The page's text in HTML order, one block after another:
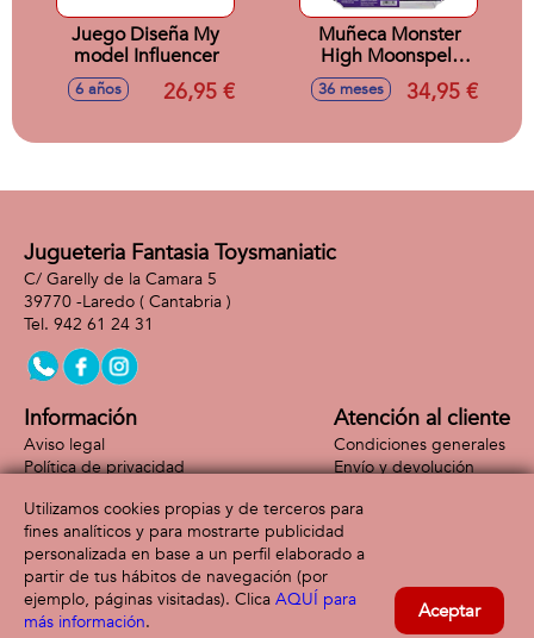
Juego Diseña My
model Influencer
6 años 26,95 €
Muñeca Monster
High Moonspell
High Claire
Clairvoyant. 30 cm.
36 meses 34,95 €
Jugueteria Fantasia Toysmaniatic
C/ Garelly de la Camara 5
39770 -Laredo ( Cantabria )
942 61 24 31
Información
Aviso legal
Política de privacidad
Atención al cliente
Condiciones generales
Envío y devolución
Formas de pago
Utilizamos cookies propias y de terceros para
fines analíticos y para mostrarte publicidad
personalizada en base a un perfil elaborado a
partir de tus hábitos de navegación (por
ejemplo, páginas visitadas). Clica AQUÍ para
más información. Aceptar